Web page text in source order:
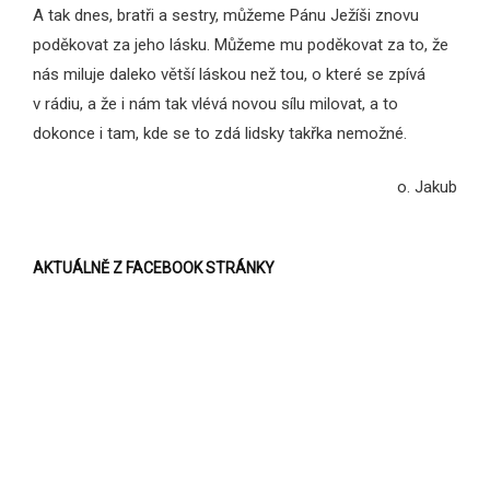
A tak dnes, bratři a sestry, můžeme Pánu Ježíši znovu
poděkovat za jeho lásku. Můžeme mu poděkovat za to, že
nás miluje daleko větší láskou než tou, o které se zpívá
v rádiu, a že i nám tak vlévá novou sílu milovat, a to
dokonce i tam, kde se to zdá lidsky takřka nemožné.
o. Jakub
AKTUÁLNĚ Z FACEBOOK STRÁNKY